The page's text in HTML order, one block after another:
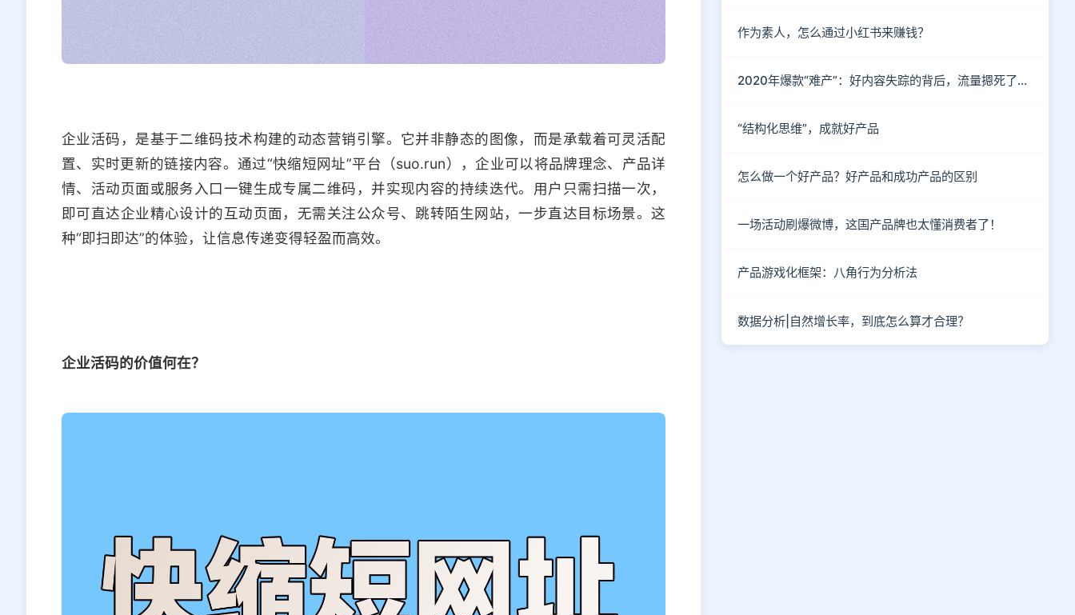
企业活码，是基于二维码技术构建的动态营销引擎。它并非静态的图像，而是承载着可灵活配
置、实时更新的链接内容。通过“快缩短网址”平台（suo.run），企业可以将品牌理念、产品详
情、活动页面或服务入口一键生成专属二维码，并实现内容的持续迭代。用户只需扫描一次，
即可直达企业精心设计的互动页面，无需关注公众号、跳转陌生网站，一步直达目标场景。这
种“即扫即达”的体验，让信息传递变得轻盈而高效。
企业活码的价值何在？
作为素人，怎么通过小红书来赚钱？
2020年爆款“难产”：好内容失踪的背后，流量摁死了内容
“结构化思维”，成就好产品
怎么做一个好产品？好产品和成功产品的区别
一场活动刷爆微博，这国产品牌也太懂消费者了！
产品游戏化框架：八角行为分析法
数据分析|自然增长率，到底怎么算才合理？